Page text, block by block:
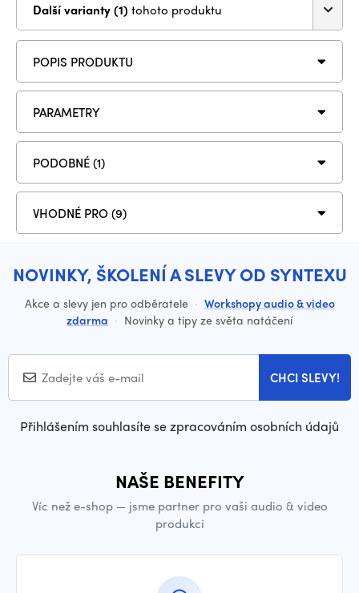
Další varianty (1) tohoto produktu
POPIS PRODUKTU
PARAMETRY
PODOBNÉ (1)
VHODNÉ PRO (9)
NOVINKY, ŠKOLENÍ A SLEVY OD SYNTEXU
Akce a slevy jen pro odběratele · Workshopy audio & video
zdarma · Novinky a tipy ze světa natáčení
CHCI SLEVY!
Přihlášením souhlasíte se zpracováním osobních údajů
NAŠE BENEFITY
Víc než e-shop — jsme partner pro vaši audio & video
produkci